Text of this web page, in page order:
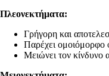
Πλεονεκτήματα:
Γρήγορη και
Παρέχει ομοιόμορφο
Μειώνει τον κίνδυνο